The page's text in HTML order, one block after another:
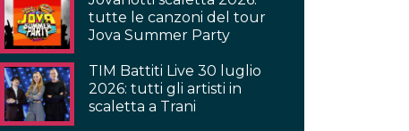
tutte le canzoni del tour
Jova Summer Party
TIM Battiti Live 30 luglio
2026: tutti gli artisti in
scaletta a Trani